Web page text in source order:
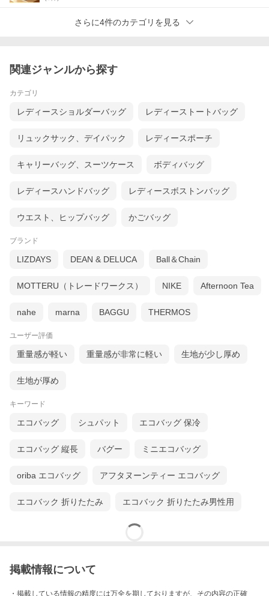
旅に便利な3つの理由
さらに4件のカテゴリを見る
関連ジャンルから探す
カテゴリ
レディースショルダーバッグ レディーストートバッグ
リュックサック、デイパック レディースポーチ
キャリーバッグ、スーツケース ボディバッグ
レディースハンドバッグ レディースボストンバッグ
ウエスト、ヒップバッグ かごバッグ
ブランド
LIZDAYS DEAN & DELUCA Ball＆Chain
MOTTERU（トレードワークス） NIKE Afternoon Tea
nahe marna BAGGU THERMOS
ユーザー評価
重量感が軽い 重量感が非常に軽い 生地が少し厚め
生地が厚め
キーワード
エコバッグ シュパット エコバッグ 保冷
エコバッグ 縦長 バグー ミニエコバッグ
oriba エコバッグ アフタヌーンティー エコバッグ
エコバック 折りたたみ エコバック 折りたたみ男性用
掲載情報について
・掲載している情報の精度には万全を期しておりますが、その内容の正確